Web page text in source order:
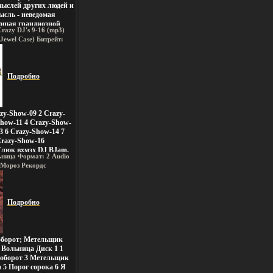
других людей и
- неведомая
грандиозной
мысли
на наше тело
все
нас и внутри нас
подробно
мысли влияют
и физическое
как избавиться от
как
потоком
Автор Кейт
DJ's 9-16 (mp3)
Case) Битрейт:
44 1 КГц Тип звука:
товары
2006 г ,
издание
Подробно
Show-09 2 Crazy-
11 4 Crazy-Show-
6 Crazy-Show-14 7
Show-16
вхмзх DJ BJam.
Формат: 2 Audio
Рекордс
Характеристики
инфо 4633q.
Подробно
Метельщик
Диск 1 1
3 Метельщик
Порог сорока 6 Я